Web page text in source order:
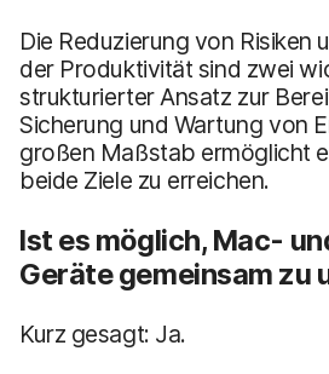
Die Reduzierung von Risiken
der Produktivität sind zwei
strukturierter Ansatz zur
Sicherung und Wartung von
großen Maßstab ermöglicht
beide Ziele zu erreichen.
Ist es möglich, Mac-
Geräte gemeinsam zu
Kurz gesagt: Ja.